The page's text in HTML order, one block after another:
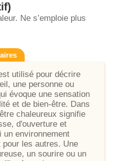
Ne s’emploie plus
utilisé pour décrire
une personne ou
évoque une sensation
et de bien-être. Dans
chaleureux signifie
d'ouverture et
un environnement
les autres. Une
un sourire ou un